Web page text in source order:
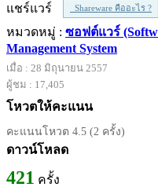
แชร์แวร์
Shareware คืออะไร ?
หมวดหมู่ : ซอฟต์แวร์
Management System
เมื่อ : 28 มิถุนายน 2557
ผู้ชม : 17,405
โหวตให้คะแนน
คะแนนโหวต 4.5 (2 ครั้ง)
ดาวน์โหลด
421 ครั้ง